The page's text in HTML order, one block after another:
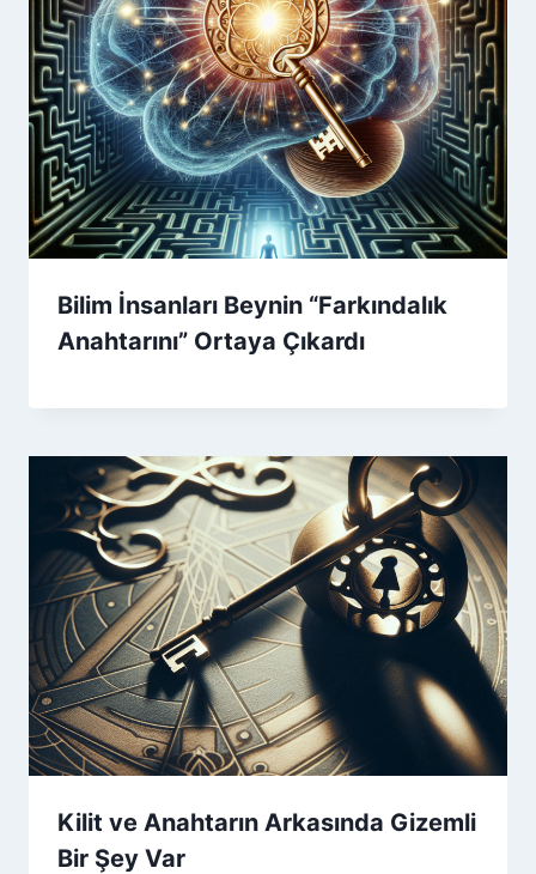
Bilim İnsanları Beynin “Farkındalık
Anahtarını” Ortaya Çıkardı
Kilit ve Anahtarın Arkasında Gizemli
Bir Şey Var